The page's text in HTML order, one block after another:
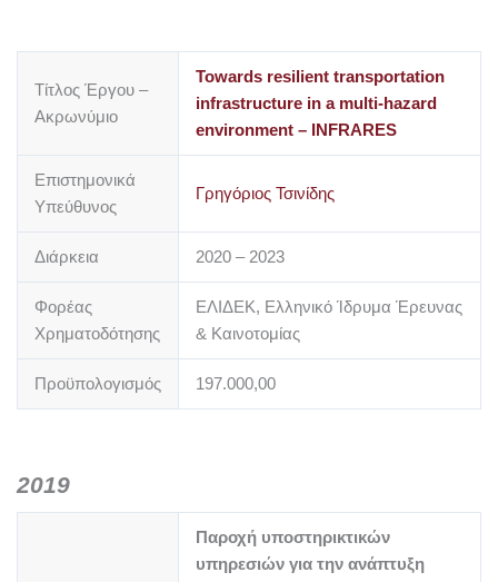
Τίτλος Έργου –
Ακρωνύμιο
Towards resilient transportation
infrastructure in a multi‐hazard
environment – INFRARES
Επιστημονικά
Υπεύθυνος
Γρηγόριος Τσινίδης
Διάρκεια 2020 – 2023
Φορέας
Χρηματοδότησης
ΕΛΙΔΕΚ, Ελληνικό Ίδρυμα Έρευνας
& Καινοτομίας
Προϋπολογισμός 197.000,00
2019
Παροχή υποστηρικτικών
υπηρεσιών για την ανάπτυξη